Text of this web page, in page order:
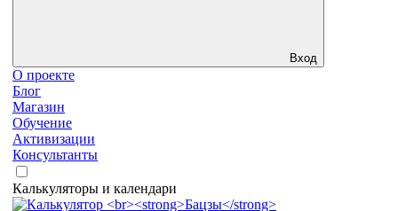
Вход
О проекте
Блог
Магазин
Обучение
Активизации
Консультанты
Калькуляторы и календари